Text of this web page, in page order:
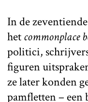
In de
hetcommonplace
politici,
figuren
ze later konden
pamfletten – een